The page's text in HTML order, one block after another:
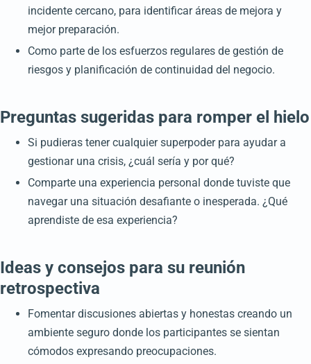
incidente cercano, para identificar áreas de mejora y
mejor preparación.
Como parte de los esfuerzos regulares de gestión de
riesgos y planificación de continuidad del negocio.
Preguntas sugeridas para romper el hielo
Si pudieras tener cualquier superpoder para ayudar a
gestionar una crisis, ¿cuál sería y por qué?
Comparte una experiencia personal donde tuviste que
navegar una situación desafiante o inesperada. ¿Qué
aprendiste de esa experiencia?
Ideas y consejos para su reunión
retrospectiva
Fomentar discusiones abiertas y honestas creando un
ambiente seguro donde los participantes se sientan
cómodos expresando preocupaciones.